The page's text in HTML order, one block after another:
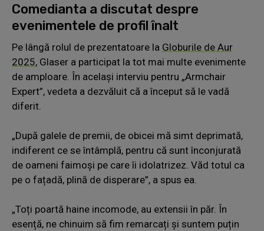
Comedianta a discutat despre
evenimentele de profil înalt
Pe lângă rolul de prezentatoare la Globurile de Aur
2025, Glaser a participat la tot mai multe evenimente
de amploare. În același interviu pentru „Armchair
Expert”, vedeta a dezvăluit că a început să le vadă
diferit.
„După galele de premii, de obicei mă simt deprimată,
indiferent ce se întâmplă, pentru că sunt înconjurată
de oameni faimoși pe care îi idolatrizez. Văd totul ca
pe o fațadă, plină de disperare”, a spus ea.
„Toți poartă haine incomode, au extensii în păr. În
esență, ne chinuim să fim remarcați și suntem puțin